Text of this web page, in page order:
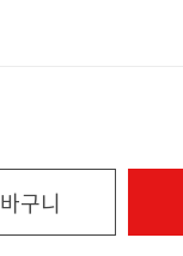
구니